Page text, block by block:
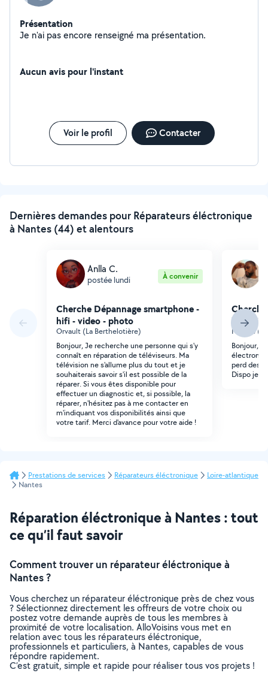
Présentation
Je n'ai pas encore renseigné ma présentation.
Aucun avis pour l'instant
Voir le profil Contacter
Dernières demandes pour Réparateurs éléctronique
à Nantes (44) et alentours
Anlla C.
postée lundi À convenir
Cherche Dépannage smartphone -
hifi - video - photo
Orvault (La Berthelotière)
Bonjour, Je recherche une personne qui s'y
connaît en réparation de téléviseurs. Ma
télévision ne s'allume plus du tout et je
souhaiterais savoir s'il est possible de la
réparer. Si vous êtes disponible pour
effectuer un diagnostic et, si possible, la
réparer, n'hésitez pas à me contacter en
m'indiquant vos disponibilités ainsi que
votre tarif. Merci d'avance pour votre aide !
hifi -
Nantes
Bonjour,
perd des
Dispo
Prestations de services Réparateurs éléctronique
Loire-atlantique
Nantes
Réparation éléctronique à Nantes : tout
ce qu’il faut savoir
Comment trouver un réparateur éléctronique à
Nantes ?
Vous cherchez un réparateur éléctronique près de chez vous
? Sélectionnez directement les offreurs de votre choix ou
postez votre demande auprès de tous les membres à
proximité de votre localisation. AlloVoisins vous met en
relation avec tous les réparateurs éléctronique,
professionnels et particuliers, à Nantes, capables de vous
répondre rapidement.
C’est gratuit, simple et rapide pour réaliser tous vos projets !